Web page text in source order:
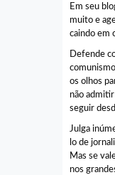
Em seu
muito e
caindo em
Defende
os olhos
não
seguir
Julga
lo de
Mas se
nos